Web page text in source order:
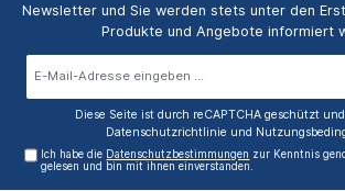
Newsletter und Sie werden stets unter den
Produkte und Angebote informiert
Diese Seite ist durch reCAPTCHA geschützt
Datenschutzrichtlinie und
Ich habe die Datenschutzbestimmungen zur Kenntnis
gelesen und bin mit ihnen einverstanden.